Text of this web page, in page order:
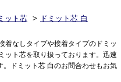
ット芯 > ドミット芯 白
なしタイプや接着タイプのドミッ
ット芯を取り扱っております。迅速
ドミット芯 白のお問合わせもお気